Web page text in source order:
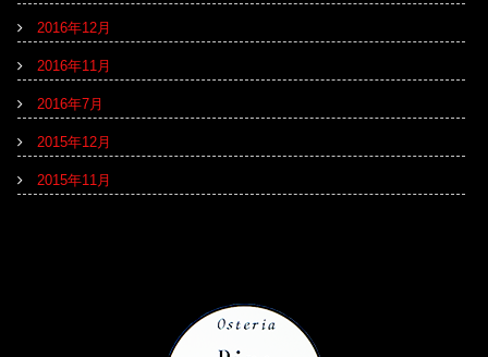
2016年12月
2016年11月
2016年7月
2015年12月
2015年11月